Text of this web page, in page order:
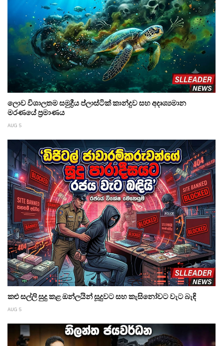
ලොව විශාලතම සමුද්‍රීය ප්ලාස්ටික් කාන්දුව සහ අදෘශ්‍යමාන
මරණයේ ප්‍රමාණය
AUG 5
කළු සල්ලි සුදු කළ ඔන්ලයින් සූදුවට සහ කැසිනෝවට වැට බැඳි
AUG 5